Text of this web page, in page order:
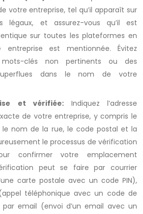
votre entreprise, tel qu’il apparaît sur
légaux, et assurez-vous qu’il est
sur toutes les plateformes en
est mentionnée. Évitez
mots-clés non pertinents ou des
dans le nom de votre
et vérifiée: Indiquez l’adresse
de votre entreprise, y compris le
le nom de la rue, le code postal et la
le processus de vérification
confirmer votre emplacement
peut se faire par courrier
carte postale avec un code PIN),
téléphonique avec un code de
email (envoi d’un email avec un